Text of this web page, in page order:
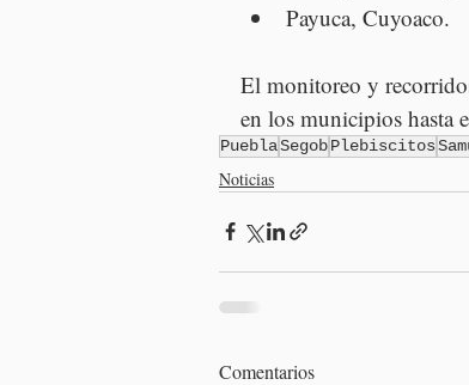
Payuca, Cuyoaco.
El monitoreo y
en los municipios hasta
PueblaSegobPlebiscitos
Noticias
Comentarios